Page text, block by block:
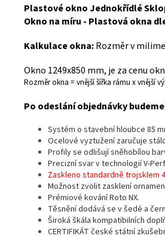
Plastové okno Jednokřídlé
Okno na míru - Plastová okna
Kalkulace okna:Rozměr v
Okno 1249x850 mm, je za cenu
Rozměr okna = vnější šířka rámu x vnější
Po odeslání objednávky
Systém o stavební hloubce 85
Ocelové vyztužení zaručuje
Profily se odlišují sněhobílou
Precizní svar v technologií V-
Zaskleno standardně trojsklem
Možnost zvolit zasklení
Prémiové kování Roto NX.
Těsnění dodává se v šedé a
Široká škála kompatibilních
CERTIFIKÁT české státní